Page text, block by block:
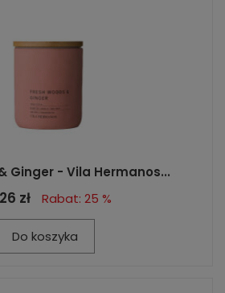
Ginger - Vila Hermanos...
zł Rabat: 25 %
Do koszyka